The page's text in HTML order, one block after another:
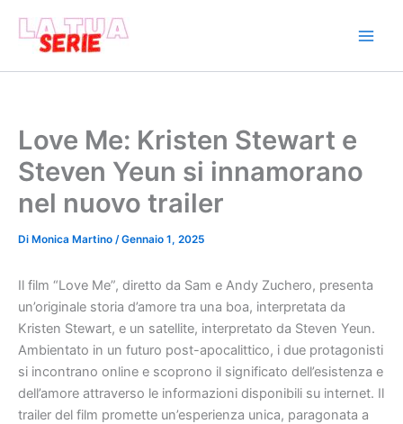
contenuto
Love Me: Kristen Stewart e
Steven Yeun si innamorano
nel nuovo trailer
Di Monica Martino /Gennaio 1, 2025
Il film “Love Me”, diretto da Sam e Andy Zuchero, presenta
un’originale storia d’amore tra una boa, interpretata da
Kristen Stewart, e un satellite, interpretato da Steven Yeun.
Ambientato in un futuro post-apocalittico, i due protagonisti
si incontrano online e scoprono il significato dell’esistenza e
dell’amore attraverso le informazioni disponibili su internet. Il
trailer del film promette un’esperienza unica, paragonata a